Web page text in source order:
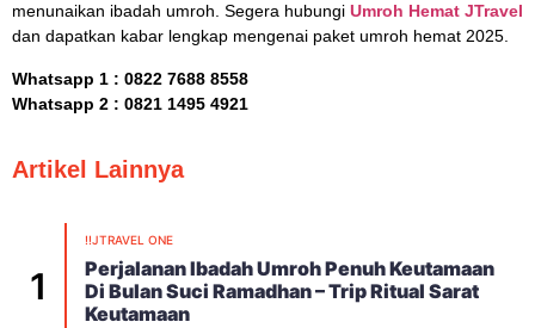
menunaikan ibadah umroh. Segera hubungi Umroh Hemat JTravel
dan dapatkan kabar lengkap mengenai paket umroh hemat 2025.
Whatsapp 1 : 0822 7688 8558
Whatsapp 2 : 0821 1495 4921
Artikel Lainnya
!!JTRAVEL ONE
Perjalanan Ibadah Umroh Penuh Keutamaan
Di Bulan Suci Ramadhan – Trip Ritual Sarat
Keutamaan